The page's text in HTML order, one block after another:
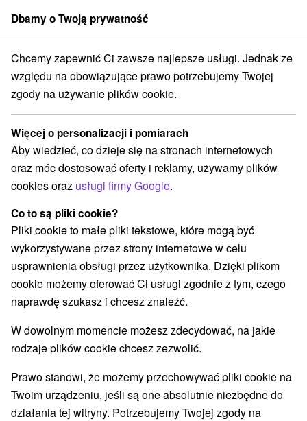
członek grupySorger
Sylwester w Pieninach z zabawą taneczną i bezpłatnym
Sylwester w Pieninach z zabawą
taneczną i bezpłatnym wejściem na
basen
Oferta wygasła! Wybierz poniżej z aktualnych ofert.
Hotel SOREA★★Stará Ľubovňa Stará Ľubovňa
Przejdź do lokalizacji
Urządzenie jest obecnie zamknięty z naszą ofertą!
8,5 doskonały·247 recenzji
Dbamy o Twoją prywatność
Chcemy zapewnić Ci zawsze najlepsze usługi. Jednak ze
względu na obowiązujące prawo potrzebujemy Twojej
zgody na używanie plików cookie.
Więcej o personalizacji i pomiarach
Aby wiedzieć, co dzieje się na stronach internetowych
oraz móc dostosować oferty i reklamy, używamy plików
cookies oraz usługi firmy Google.
Co to są pliki cookie?
Pliki cookie to małe pliki tekstowe, które mogą być
wykorzystywane przez strony internetowe w celu
usprawnienia obsługi przez użytkownika. Dzięki plikom
cookie możemy oferować Ci usługi zgodnie z tym, czego
naprawdę szukasz i chcesz znaleźć.
W dowolnym momencie możesz zdecydować, na jakie
rodzaje plików cookie chcesz zezwolić.
Prawo stanowi, że możemy przechowywać pliki cookie na
Twoim urządzeniu, jeśli są one absolutnie niezbędne do
działania tej witryny. Potrzebujemy Twojej zgody na